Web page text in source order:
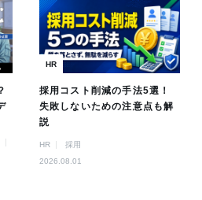
HR
採用コスト削減の手法5選！
失敗しないための注意点も解
説
HR
採用
2026.08.01